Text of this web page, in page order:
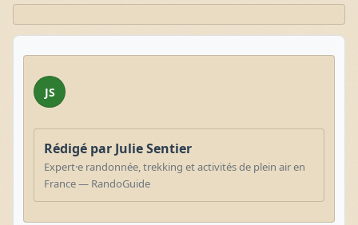
JS
Rédigé par Julie Sentier
Expert·e randonnée, trekking et activités de plein air en
France — RandoGuide